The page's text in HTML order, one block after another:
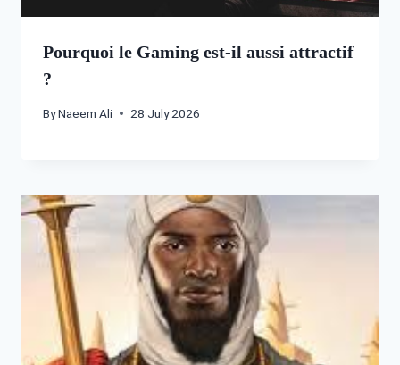
Pourquoi le Gaming est-il aussi attractif
?
ByNaeem Ali 28 July 2026